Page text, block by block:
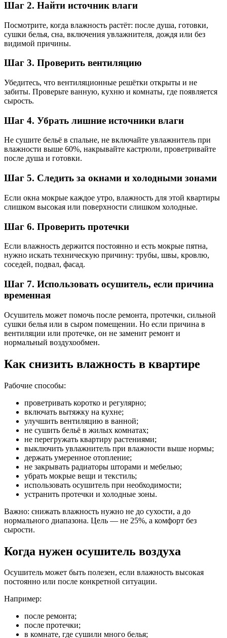
Шаг 2. Найти источник влаги
Посмотрите, когда влажность растёт: после душа, готовки,
сушки белья, сна, включения увлажнителя, дождя или без
видимой причины.
Шаг 3. Проверить вентиляцию
Убедитесь, что вентиляционные решётки открыты и не
забиты. Проверьте ванную, кухню и комнаты, где появляется
сырость.
Шаг 4. Убрать лишние источники влаги
Не сушите бельё в спальне, не включайте увлажнитель при
влажности выше 60%, накрывайте кастрюли, проветривайте
после душа и готовки.
Шаг 5. Следить за окнами и холодными зонами
Если окна мокрые каждое утро, влажность для этой квартиры
слишком высокая или поверхности слишком холодные.
Шаг 6. Проверить протечки
Если влажность держится постоянно и есть мокрые пятна,
нужно искать техническую причину: трубы, швы, кровлю,
соседей, подвал, фасад.
Шаг 7. Использовать осушитель, если причина
временная
Осушитель может помочь после ремонта, протечки, сильной
сушки белья или в сыром помещении. Но если причина в
вентиляции или протечке, он не заменит ремонт и
нормальный воздухообмен.
Как снизить влажность в квартире
Рабочие способы:
проветривать коротко и регулярно;
включать вытяжку на кухне;
улучшить вентиляцию в ванной;
не сушить бельё в жилых комнатах;
не перегружать квартиру растениями;
выключить увлажнитель при влажности выше нормы;
держать умеренное отопление;
не закрывать радиаторы шторами и мебелью;
убрать мокрые вещи и текстиль;
использовать осушитель при необходимости;
устранить протечки и холодные зоны.
Важно: снижать влажность нужно не до сухости, а до
нормального диапазона. Цель — не 25%, а комфорт без
сырости.
Когда нужен осушитель воздуха
Осушитель может быть полезен, если влажность высокая
постоянно или после конкретной ситуации.
Например:
после ремонта;
после протечки;
в комнате, где сушили много белья;